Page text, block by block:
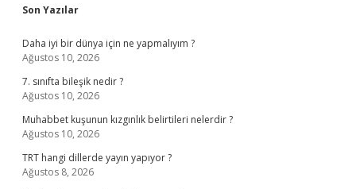
Sidebar
Son Yazılar
Daha iyi bir dünya için ne yapmalıyım ?
Ağustos 10, 2026
7. sınıfta bileşik nedir ?
Ağustos 10, 2026
Muhabbet kuşunun kızgınlık belirtileri nelerdir ?
Ağustos 10, 2026
TRT hangi dillerde yayın yapıyor ?
Ağustos 8, 2026